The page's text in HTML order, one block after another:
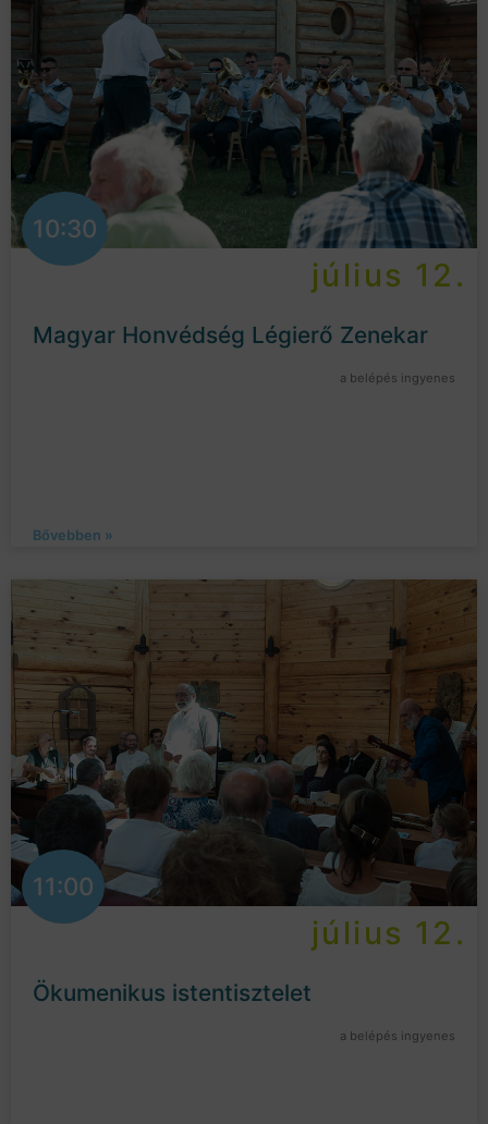
10:30
július 12.
Magyar Honvédség Légierő Zenekar
a belépés ingyenes
Bővebben »
11:00
július 12.
Ökumenikus istentisztelet
a belépés ingyenes